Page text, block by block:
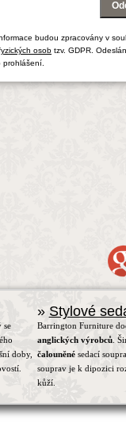
budou zpracovány v
osobtzv. GDPR.
se
doby,
» Stylové
Barrington Furniture
anglických výrobců.
čalouněnésedací
souprav je k dipozici
kůží.